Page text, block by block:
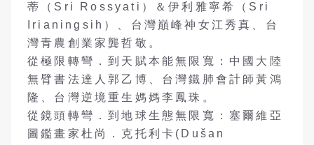
蒂（Sri Rossyati）＆伊利雅寧希（Sri
Irianingsih）、台灣巔峰神女江秀真、台
灣青農創業家龔哲敬。
從極限轉彎．到天賦本能無限寬：中國大陸
無臂書法達人郭乙博、台灣鐵肺會計師黃鴻
隆、台灣逆境重生媽媽李鳳珠。
從鏡頭轉彎．到地球生態無限寬：塞爾維亞
圖鑑畫家杜尚．克托利卡(Dušan